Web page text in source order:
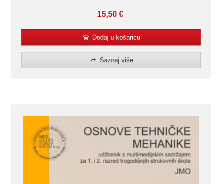
15,50 €
Dodaj u košaricu
Saznaj više